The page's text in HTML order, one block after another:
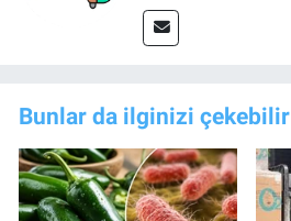
Bunlar da ilginizi çekebilir